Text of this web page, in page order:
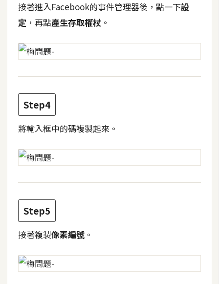
資
源
免
圖
免
費
型
網
站
架
設
W
o
接著進入Facebook的事件管理器後，點一下設
定 ，再點產生存取權杖 。
Step4
將輸入框中的碼複製起來。
Step5
接著複製像素編號 。